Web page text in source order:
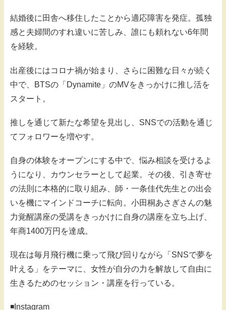
結婚後に田舎へ移住したことから適応障害を発症。孤独
感と夫婦間のすれ違いに苦しみ、誰にも頼れない6年間
を経験。
出産後にはコロナ禍が始まり、さらに困難な日々が続く
中で、BTSの「Dynamite」のMVをきっかけに推し活を
スタート。
推しを通じて新たな希望を見出し、SNSでの活動を通じ
てフォロワーを増やす。
自身の体験をオープンにする中で、悩み相談を受けるよ
うになり、カウンセラーとして起業。その後、引き寄せ
の法則に本格的に取り組み、師・一条佳代先生との出会
いを機にマインドコーチに転向。小田桐あさぎさんの魅
力覚醒講座の受講をきっかけに自身の講座を立ち上げ、
年商1400万円を達成。
現在は毎月飛行機に乗って飛び回りながら「SNSで夢を
叶える」をテーマに、女性が自分の力を解放して自由に
生きるためのセッション・講座を行っている。
◾️Instagram